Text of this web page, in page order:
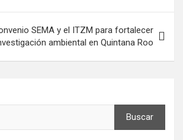
SEMA y el ITZM para fortalecer
ambiental en Quintana Roo
Buscar